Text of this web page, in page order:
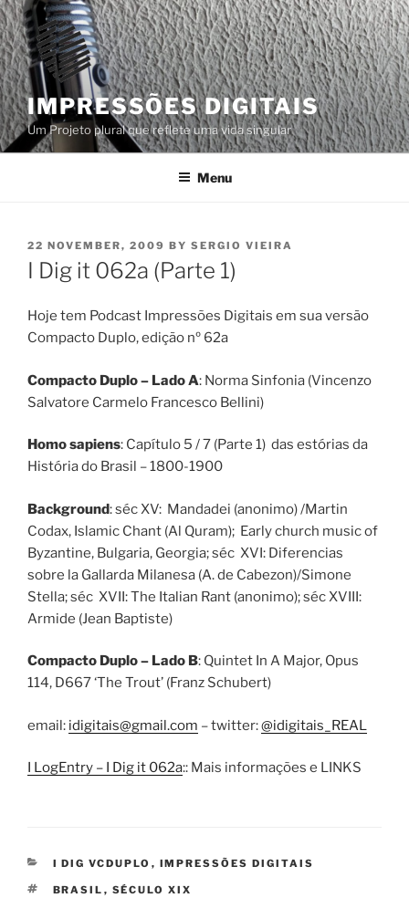
Skip
to
content
IMPRESSÕES DIGITAIS
Um Projeto plural que reflete uma vida singular
Menu
POSTED
ON
22 NOVEMBER, 2009 BY SERGIO VIEIRA
I Dig it 062a (Parte 1)
Hoje tem Podcast Impressões Digitais em sua versão
Compacto Duplo, edição nº 62a
Compacto Duplo – Lado A: Norma Sinfonia (Vincenzo
Salvatore Carmelo Francesco Bellini)
Homo sapiens: Capítulo 5 / 7 (Parte 1) das estórias da
História do Brasil – 1800-1900
Background: séc XV: Mandadei (anonimo) /Martin
Codax, Islamic Chant (Al Quram); Early church music of
Byzantine, Bulgaria, Georgia; séc XVI: Diferencias
sobre la Gallarda Milanesa (A. de Cabezon)/Simone
Stella; séc XVII: The Italian Rant (anonimo); séc XVIII:
Armide (Jean Baptiste)
Compacto Duplo – Lado B: Quintet In A Major, Opus
114, D667 ‘The Trout’ (Franz Schubert)
email: idigitais@gmail.com – twitter:@idigitais_REAL
I LogEntry – I Dig it 062a:: Mais informações e LINKS
CATEGORIES
I DIG VCDUPLO , IMPRESSÕES DIGITAIS
TAGS
BRASIL , SÉCULO XIX